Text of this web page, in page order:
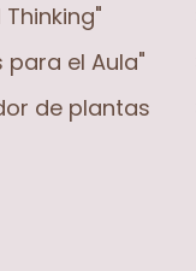
para el Aula"
de plantas